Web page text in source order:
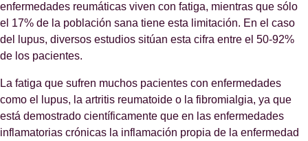
enfermedades reumáticas viven con fatiga, mientras que sólo
el 17% de la población sana tiene esta limitación. En el caso
del lupus, diversos estudios sitúan esta cifra entre el 50-92%
de los pacientes.
La fatiga que sufren muchos pacientes con enfermedades
como el lupus, la artritis reumatoide o la fibromialgia, ya que
está demostrado científicamente que en las enfermedades
inflamatorias crónicas la inflamación propia de la enfermedad